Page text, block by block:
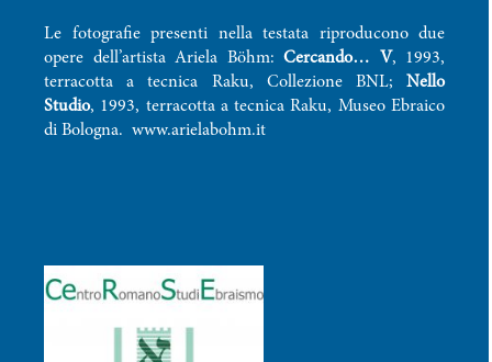
Le fotografie presenti nella testata riproducono due
opere dell’artista Ariela Böhm: Cercando… V, 1993,
terracotta a tecnica Raku, Collezione BNL; Nello
Studio, 1993, terracotta a tecnica Raku, Museo Ebraico
di Bologna. www.arielabohm.it